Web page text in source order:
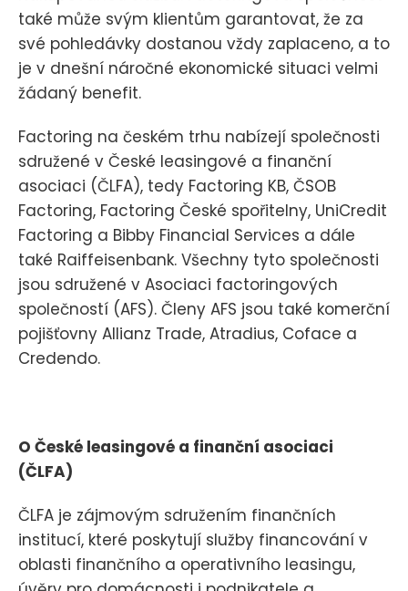
také může svým klientům garantovat, že za
své pohledávky dostanou vždy zaplaceno, a to
je v dnešní náročné ekonomické situaci velmi
žádaný benefit.
Factoring na českém trhu nabízejí společnosti
sdružené v České leasingové a finanční
asociaci (ČLFA), tedy Factoring KB, ČSOB
Factoring, Factoring České spořitelny, UniCredit
Factoring a Bibby Financial Services a dále
také Raiffeisenbank. Všechny tyto společnosti
jsou sdružené v Asociaci factoringových
společností (AFS). Členy AFS jsou také komerční
pojišťovny Allianz Trade, Atradius, Coface a
Credendo.
O České leasingové a finanční asociaci
(ČLFA)
ČLFA je zájmovým sdružením finančních
institucí, které poskytují služby financování v
oblasti finančního a operativního leasingu,